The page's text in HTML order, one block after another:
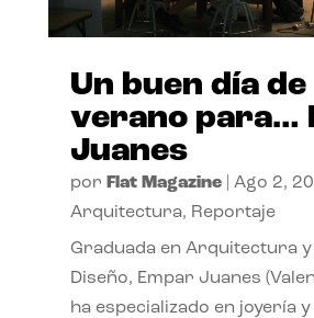
Un buen día de
verano para…
Juanes
por Flat Magazine| Ago 2,
Arquitectura, Reportaje
Graduada en Arquitectura
Diseño, Empar Juanes
ha especializado en joyería